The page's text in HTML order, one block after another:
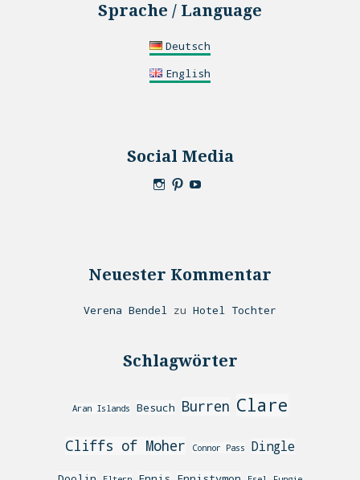
Sprache / Language
Deutsch
English
Social Media
Neuester Kommentar
Verena Bendel zu Hotel Tochter
Schlagwörter
Aran Islands Besuch Burren Clare
Cliffs of Moher Connor Pass Dingle